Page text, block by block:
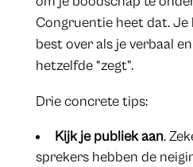
Congruentie heet dat.
best over als je verbaal
hetzelfde “zegt”.
Drie concrete tips:
Kijk je publiek aan.
sprekers hebben de